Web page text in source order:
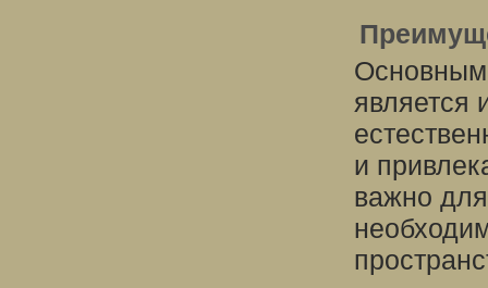
является
и
важно